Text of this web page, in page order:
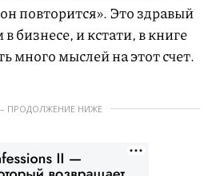
повторится». Это здравый
бизнесе, и кстати, в книге
много мыслей на этот счет.
ПРОДОЛЖЕНИЕ НИЖЕ